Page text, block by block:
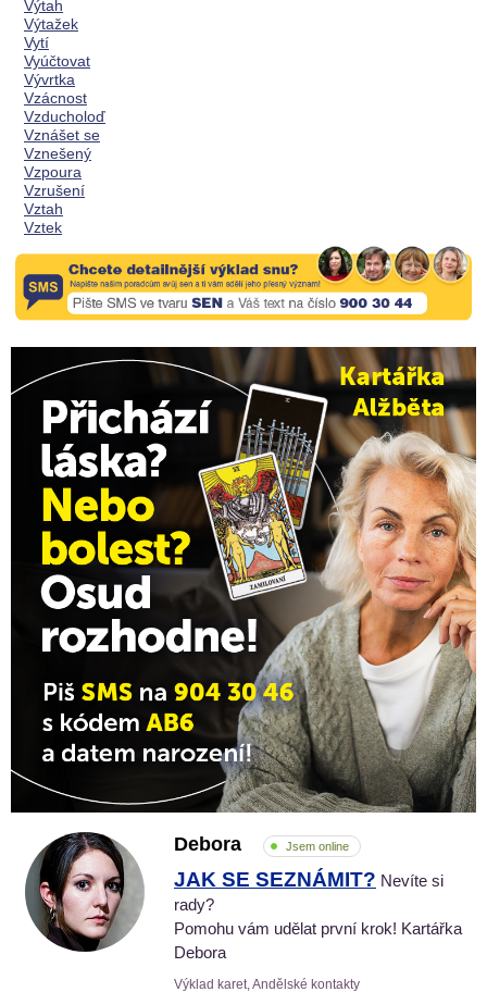
Výtah
Výtažek
Vytí
Vyúčtovat
Vývrtka
Vzácnost
Vzducholoď
Vznášet se
Vznešený
Vzpoura
Vzrušení
Vztah
Vztek
Debora Jsem online
JAK SE SEZNÁMIT? Nevíte si
rady?
Pomohu vám udělat první krok! Kartářka
Debora
Výklad karet, Andělské kontakty